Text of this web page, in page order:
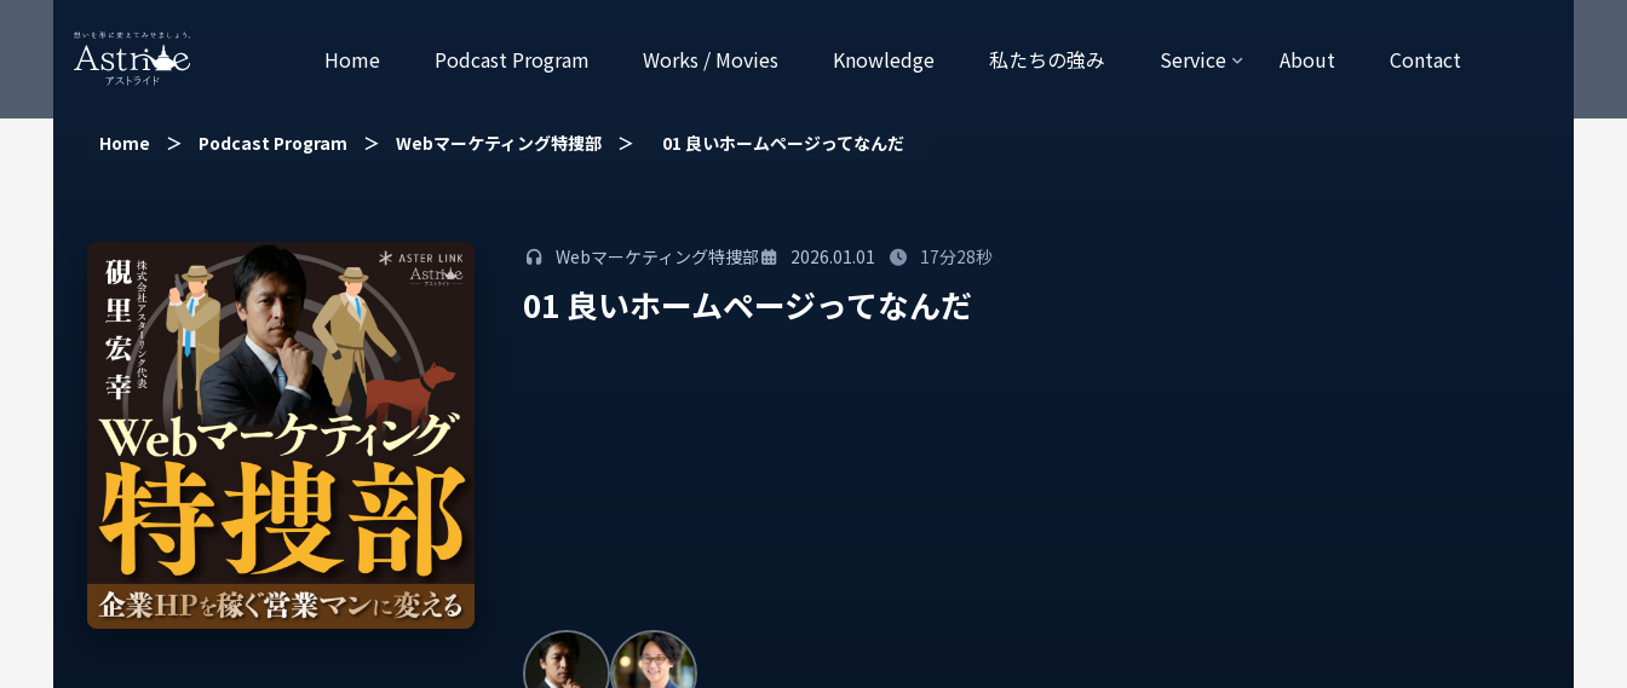
Home ＞ Podcast Program ＞ Webマーケティング特捜部 ＞ 01 良いホームページってなんだ
Home Podcast Program Works / Movies Know­ledge 私たちの強み Service About Contact
Webマーケティング特捜部 2026.01.01 17分28秒
01 良いホームページってなんだ